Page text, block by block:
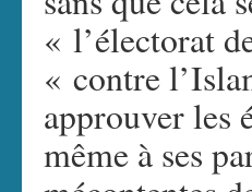
« l’électorat
« contre
approuver les
même à ses